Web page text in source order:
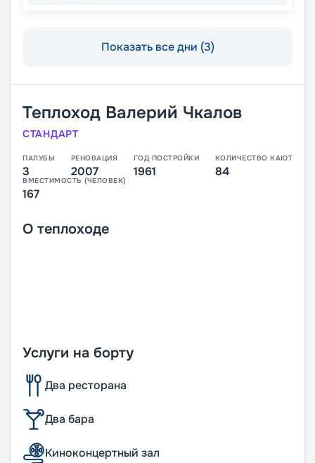
Показать все дни (3)
Теплоход Валерий Чкалов
СТАНДАРТ
ПАЛУБЫ
3
РЕНОВАЦИЯ
2007
ГОД ПОСТРОЙКИ
1961
КОЛИЧЕСТВО КАЮТ
84
ВМЕСТИМОСТЬ (ЧЕЛОВЕК)
167
О теплоходе
Услуги на борту
Два ресторана
Два бара
Киноконцертный зал